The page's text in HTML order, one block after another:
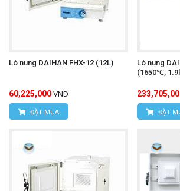
Lò nung DAIHAN FHX-12 (12L)
60,225,000 VND
ĐẶT MUA
Lò nung
(1650℃,
ĐẶT